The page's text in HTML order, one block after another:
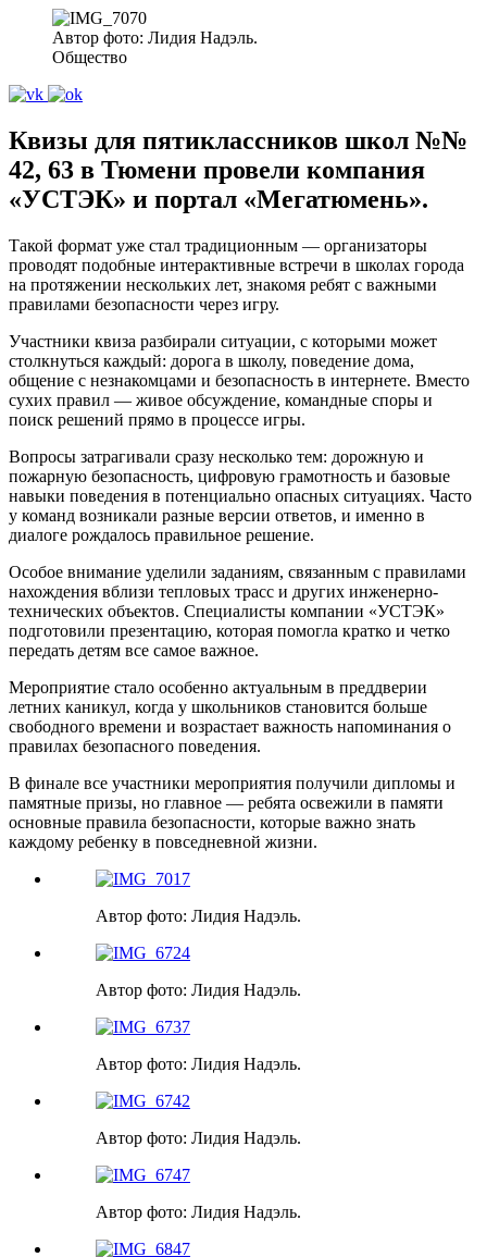
Автор фото: Лидия Надэль.
Общество
Квизы для пятиклассников школ №№
42, 63 в Тюмени провели компания
«УСТЭК» и портал «Мегатюмень».
Такой формат уже стал традиционным — организаторы
проводят подобные интерактивные встречи в школах города
на протяжении нескольких лет, знакомя ребят с важными
правилами безопасности через игру.
Участники квиза разбирали ситуации, с которыми может
столкнуться каждый: дорога в школу, поведение дома,
общение с незнакомцами и безопасность в интернете. Вместо
сухих правил — живое обсуждение, командные споры и
поиск решений прямо в процессе игры.
Вопросы затрагивали сразу несколько тем: дорожную и
пожарную безопасность, цифровую грамотность и базовые
навыки поведения в потенциально опасных ситуациях. Часто
у команд возникали разные версии ответов, и именно в
диалоге рождалось правильное решение.
Особое внимание уделили заданиям, связанным с правилами
нахождения вблизи тепловых трасс и других инженерно-
технических объектов. Специалисты компании «УСТЭК»
подготовили презентацию, которая помогла кратко и четко
передать детям все самое важное.
Мероприятие стало особенно актуальным в преддверии
летних каникул, когда у школьников становится больше
свободного времени и возрастает важность напоминания о
правилах безопасного поведения.
В финале все участники мероприятия получили дипломы и
памятные призы, но главное — ребята освежили в памяти
основные правила безопасности, которые важно знать
каждому ребенку в повседневной жизни.
Автор фото: Лидия Надэль.
Автор фото: Лидия Надэль.
Автор фото: Лидия Надэль.
Автор фото: Лидия Надэль.
Автор фото: Лидия Надэль.